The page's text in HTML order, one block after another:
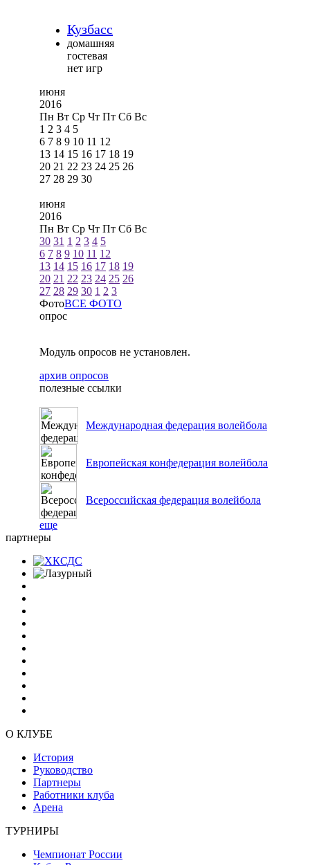
Кузбасс
домашняя
гостевая
нет игр
июня
2016
Пн Вт Ср Чт Пт Сб Вс
1 2 3 4 5
6 7 8 9 10 11 12
13 14 15 16 17 18 19
20 21 22 23 24 25 26
27 28 29 30
июня
2016
Пн Вт Ср Чт Пт Сб Вс
30 31 1 2 3 4 5
6 7 8 9 10 11 12
13 14 15 16 17 18 19
20 21 22 23 24 25 26
27 28 29 30 1 2 3
ФотоВСЕ ФОТО
опрос
Модуль опросов не установлен.
архив опросов
полезные ссылки
Международная федерация волейбола
Европейская конфедерация волейбола
Всероссийская федерация волейбола
еще
партнеры
О КЛУБЕ
История
Руководство
Партнеры
Работники клуба
Арена
ТУРНИРЫ
Чемпионат России